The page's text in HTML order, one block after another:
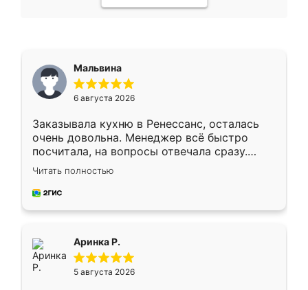
Мальвина
6 августа 2026
Заказывала кухню в Ренессанс, осталась
очень довольна. Менеджер всё быстро
посчитала, на вопросы отвечала сразу.
Замерщик приехал в субботу, подошёл к
делу со всей ответственностью. Собрали
за день, ребята работали аккуратно, даже
Читать полностью
Аринка Р.
5 августа 2026